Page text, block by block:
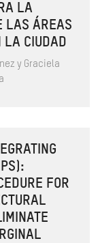
LA
LAS ÁREAS
LA CIUDAD
y Graciela
FOR